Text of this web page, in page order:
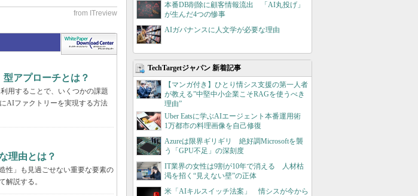
アプローチとは？
用することで、いくつかの課題
AIファクトリーを実現する方法
理由とは？
性」も見過ごせない重要な要素の
解説する。
本番DB削除に顧客情報流出 「AI丸投げ」
が生んだ4つの惨事
AIガバナンスに人文学が必要な理由
TechTargetジャパン 新着記事
【マンガ付き】ひとり情シス支援の第一人者
が教える”中堅中小企業こそRAGを使うべき
理由”
Uber Eatsに学ぶAIエージェント本番運用術
1万都市の料理画像を自己修復
Azureは限界ギリギリ 絶好調Microsoftを襲
う「GPU不足」の深刻度
IT業界の女性は9割が10年で消える 人材枯
渇を招く“見えない壁”の正体
米「AIキルスイッチ法案」 情シスが今から